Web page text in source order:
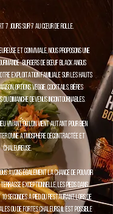
7 jours sur 7 au cœur de Rolle.
et conviviale, nous proposons une
: burgers de bœuf Black Angus
notre exploitation familiale sur les hauts
options veggie, cocktails, bières
dimanche devenus incontournables.
vivant où l’on vient autant pour bien
d’une atmosphère décontractée et
chaleureuse.
avons également la chance de pouvoir
exceptionnelle, les pieds dans
10 secondes à pied du restaurant. Lors de
ou de fortes chaleurs, il est possible